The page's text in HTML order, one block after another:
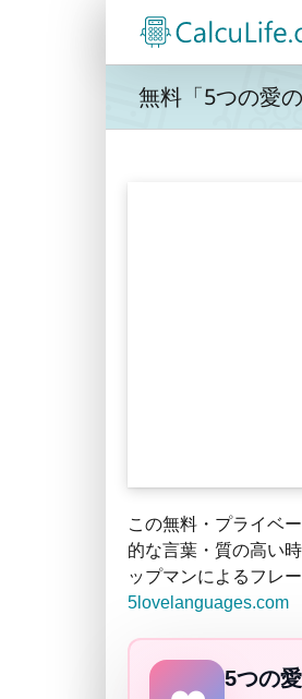
無料「5つの愛
この無料・プライベ
的な言葉・質の高い
ップマンによるフレ
5lovelanguages.com
5つの